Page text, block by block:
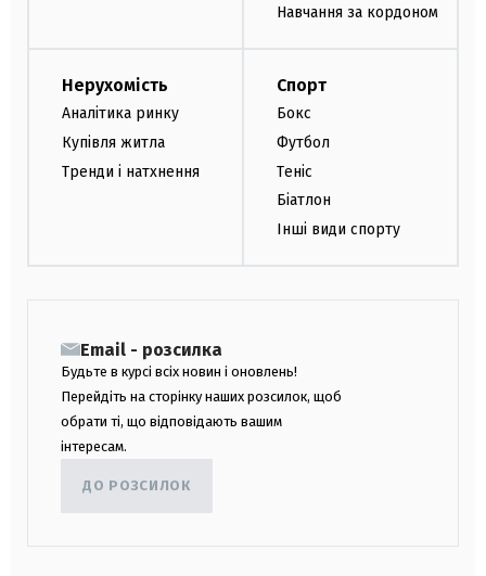
Навчання за кордоном
Нерухомість
Аналітика ринку
Купівля житла
Тренди і натхнення
Спорт
Бокс
Футбол
Теніс
Біатлон
Інші види спорту
Email - розсилка
Будьте в курсі всіх новин і оновлень!
Перейдіть на сторінку наших розсилок, щоб
обрати ті, що відповідають вашим
інтересам.
ДО РОЗСИЛОК